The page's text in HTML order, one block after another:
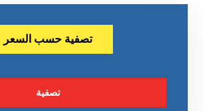
تصفية حسب السعر
تصفية